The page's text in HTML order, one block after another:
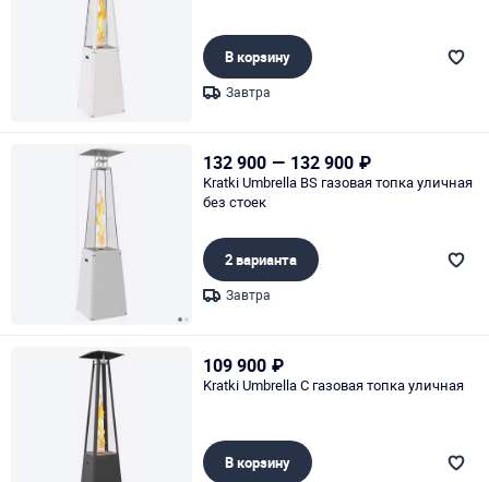
В корзину
Завтра
132 900 — 132 900 ₽
Kratki Umbrella BS газовая топка уличная
без стоек
2 варианта
Завтра
109 900 ₽
Kratki Umbrella C газовая топка уличная
В корзину